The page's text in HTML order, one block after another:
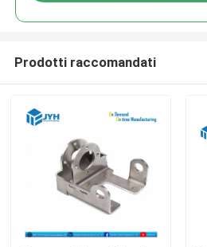
Prodotti raccomandati